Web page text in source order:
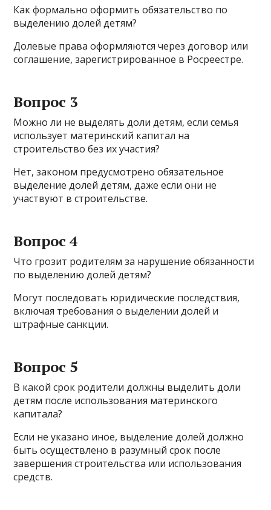
Как формально оформить обязательство по
выделению долей детям?
Долевые права оформляются через договор или
соглашение, зарегистрированное в Росреестре.
Вопрос 3
Можно ли не выделять доли детям, если семья
использует материнский капитал на
строительство без их участия?
Нет, законом предусмотрено обязательное
выделение долей детям, даже если они не
участвуют в строительстве.
Вопрос 4
Что грозит родителям за нарушение обязанности
по выделению долей детям?
Могут последовать юридические последствия,
включая требования о выделении долей и
штрафные санкции.
Вопрос 5
В какой срок родители должны выделить доли
детям после использования материнского
капитала?
Если не указано иное, выделение долей должно
быть осуществлено в разумный срок после
завершения строительства или использования
средств.